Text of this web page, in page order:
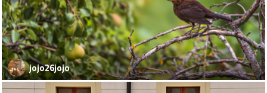
jojo26jojo